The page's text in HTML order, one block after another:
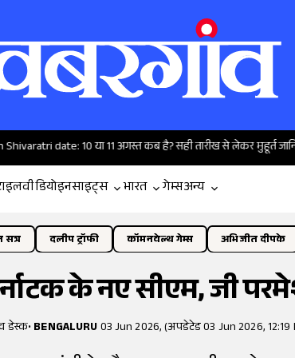
10 या 11 अगस्त कब है? सही तारीख से लेकर मुहूर्त जानिए
वीडियोइनसाइट्स भारत गेम्सअन्य
सत्र दलीप ट्रॉफी कॉमनवेल्थ गेम्स अभिजीत दीपके
के नए सीएम, जी
डेस्क•BENGALURU03 Jun 2026, (अपडेटेड 03 Jun 2026, 12:19